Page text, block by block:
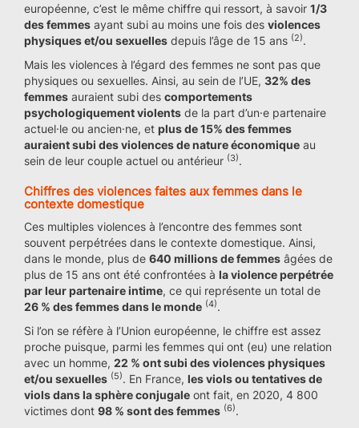
européenne, c’est le même chiffre qui ressort, à savoir 1/3
des femmes ayant subi au moins une fois des violences
physiques et/ou sexuelles depuis l’âge de 15 ans (2).
Mais les violences à l’égard des femmes ne sont pas que
physiques ou sexuelles. Ainsi, au sein de l’UE, 32% des
femmes auraient subi des comportements
psychologiquement violents de la part d’un·e partenaire
actuel·le ou ancien·ne, et plus de 15% des femmes
auraient subi des violences de nature économique au
sein de leur couple actuel ou antérieur (3).
Chiffres des violences faites aux femmes dans le
contexte domestique
Ces multiples violences à l’encontre des femmes sont
souvent perpétrées dans le contexte domestique. Ainsi,
dans le monde, plus de 640 millions de femmes âgées de
plus de 15 ans ont été confrontées à la violence perpétrée
par leur partenaire intime, ce qui représente un total de
26 % des femmes dans le monde (4).
Si l’on se réfère à l’Union européenne, le chiffre est assez
proche puisque, parmi les femmes qui ont (eu) une relation
avec un homme, 22 % ont subi des violences physiques
et/ou sexuelles (5). En France, les viols ou tentatives de
viols dans la sphère conjugale ont fait, en 2020, 4 800
victimes dont 98 % sont des femmes (6).